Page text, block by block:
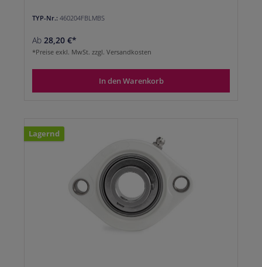
TYP-Nr.: 460204FBLMBS
Ab 28,20 €*
*Preise exkl. MwSt. zzgl. Versandkosten
In den Warenkorb
Lagernd